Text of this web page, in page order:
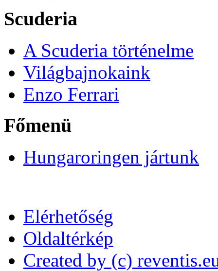
Scuderia
A Scuderia történelme
Világbajnokaink
Enzo Ferrari
Főmenü
Hungaroringen jártunk
Elérhetőség
Oldaltérkép
Created by (c)